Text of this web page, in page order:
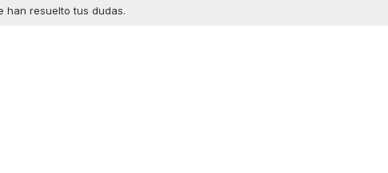
han resuelto tus dudas.